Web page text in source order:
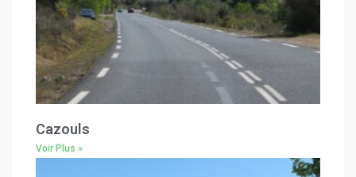
Cazouls
Voir Plus »